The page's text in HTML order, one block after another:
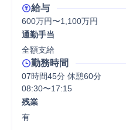
給与
600万円〜1,100万円
通勤手当
全額支給
勤務時間
07時間45分 休憩60分
08:30〜17:15
残業
有